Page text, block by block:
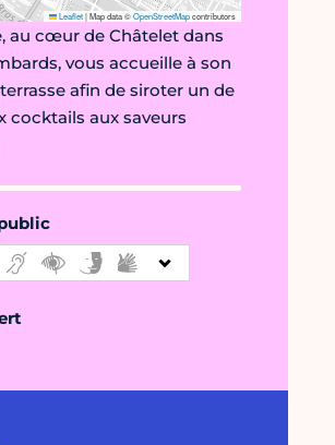
Leaflet|Map data ©OpenStreetMapcontributors
au cœur de Châtelet dans
vous accueille à son
afin de siroter un de
cocktails aux saveurs